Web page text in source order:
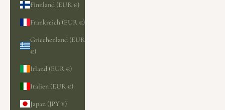
Finnland (EUR €)
Frankreich (EUR €)
Griechenland (EUR
€)
Irland (EUR €)
Italien (EUR €)
Japan (JPY ¥)